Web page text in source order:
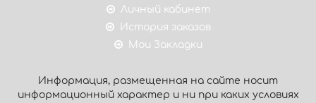
Личный кабинет
История заказов
Мои Закладки
Информация, размещенная на сайте носит
информационный характер и ни при каких условиях